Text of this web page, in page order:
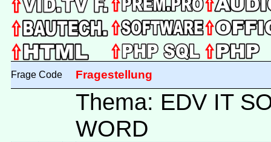
Frage Code Fragestellung
Thema: EDV IT
WORD